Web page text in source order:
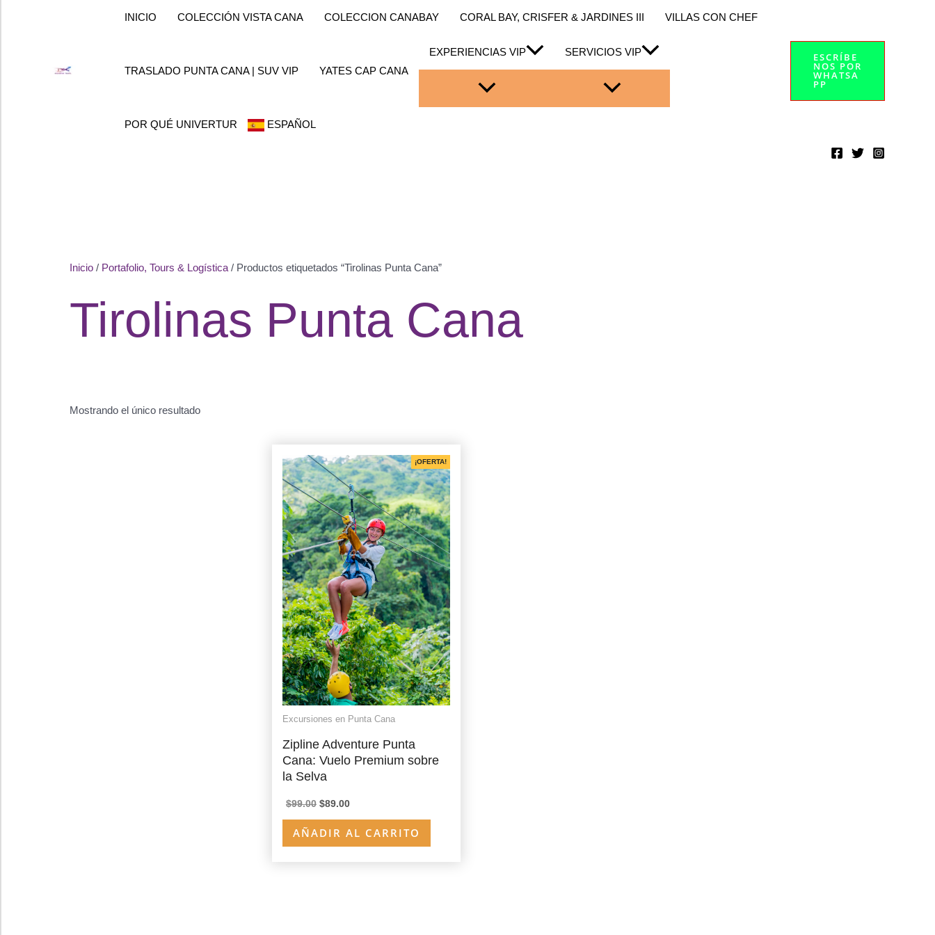
INICIO COLECCIÓN VISTA CANA COLECCION CANABAY CORAL BAY, CRISFER & JARDINES III VILLAS CON CHEF
TRASLADO PUNTA CANA | SUV VIP YATES CAP CANA
EXPERIENCIAS VIP SERVICIOS VIP
POR QUÉ UNIVERTUR ESPAÑOL
ESCRÍBE
NOS POR
WHATSA
PP
Inicio / Portafolio, Tours & Logística / Productos etiquetados “Tirolinas Punta Cana”
Tirolinas Punta Cana
Mostrando el único resultado
¡OFERTA!
Excursiones en Punta Cana
Zipline Adventure Punta
Cana: Vuelo Premium sobre
la Selva
$99.00 El
era:
$99.00.
$89.00El
es:
$89.00.
AÑADIR AL CARRITO